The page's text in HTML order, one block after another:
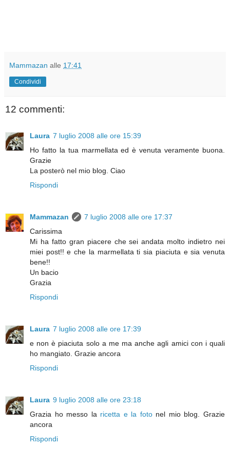
Mammazan alle 17:41
Condividi
12 commenti:
Laura 7 luglio 2008 alle ore 15:39
Ho fatto la tua marmellata ed è venuta veramente buona.
Grazie
La posterò nel mio blog. Ciao
Rispondi
Mammazan
7 luglio 2008 alle ore 17:37
Carissima
Mi ha fatto gran piacere che sei andata molto indietro nei
miei post!! e che la marmellata ti sia piaciuta e sia venuta
bene!!
Un bacio
Grazia
Rispondi
Laura 7 luglio 2008 alle ore 17:39
e non è piaciuta solo a me ma anche agli amici con i quali
ho mangiato. Grazie ancora
Rispondi
Laura 9 luglio 2008 alle ore 23:18
Grazia ho messo la ricetta e la fotonel mio blog. Grazie
ancora
Rispondi